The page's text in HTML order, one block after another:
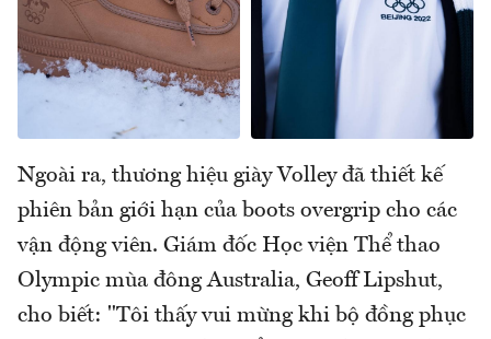
Ngoài ra, thương hiệu giày Volley đã thiết kế
phiên bản giới hạn của boots overgrip cho các
vận động viên. Giám đốc Học viện Thể thao
Olympic mùa đông Australia, Geoff Lipshut,
cho biết: "Tôi thấy vui mừng khi bộ đồng phục